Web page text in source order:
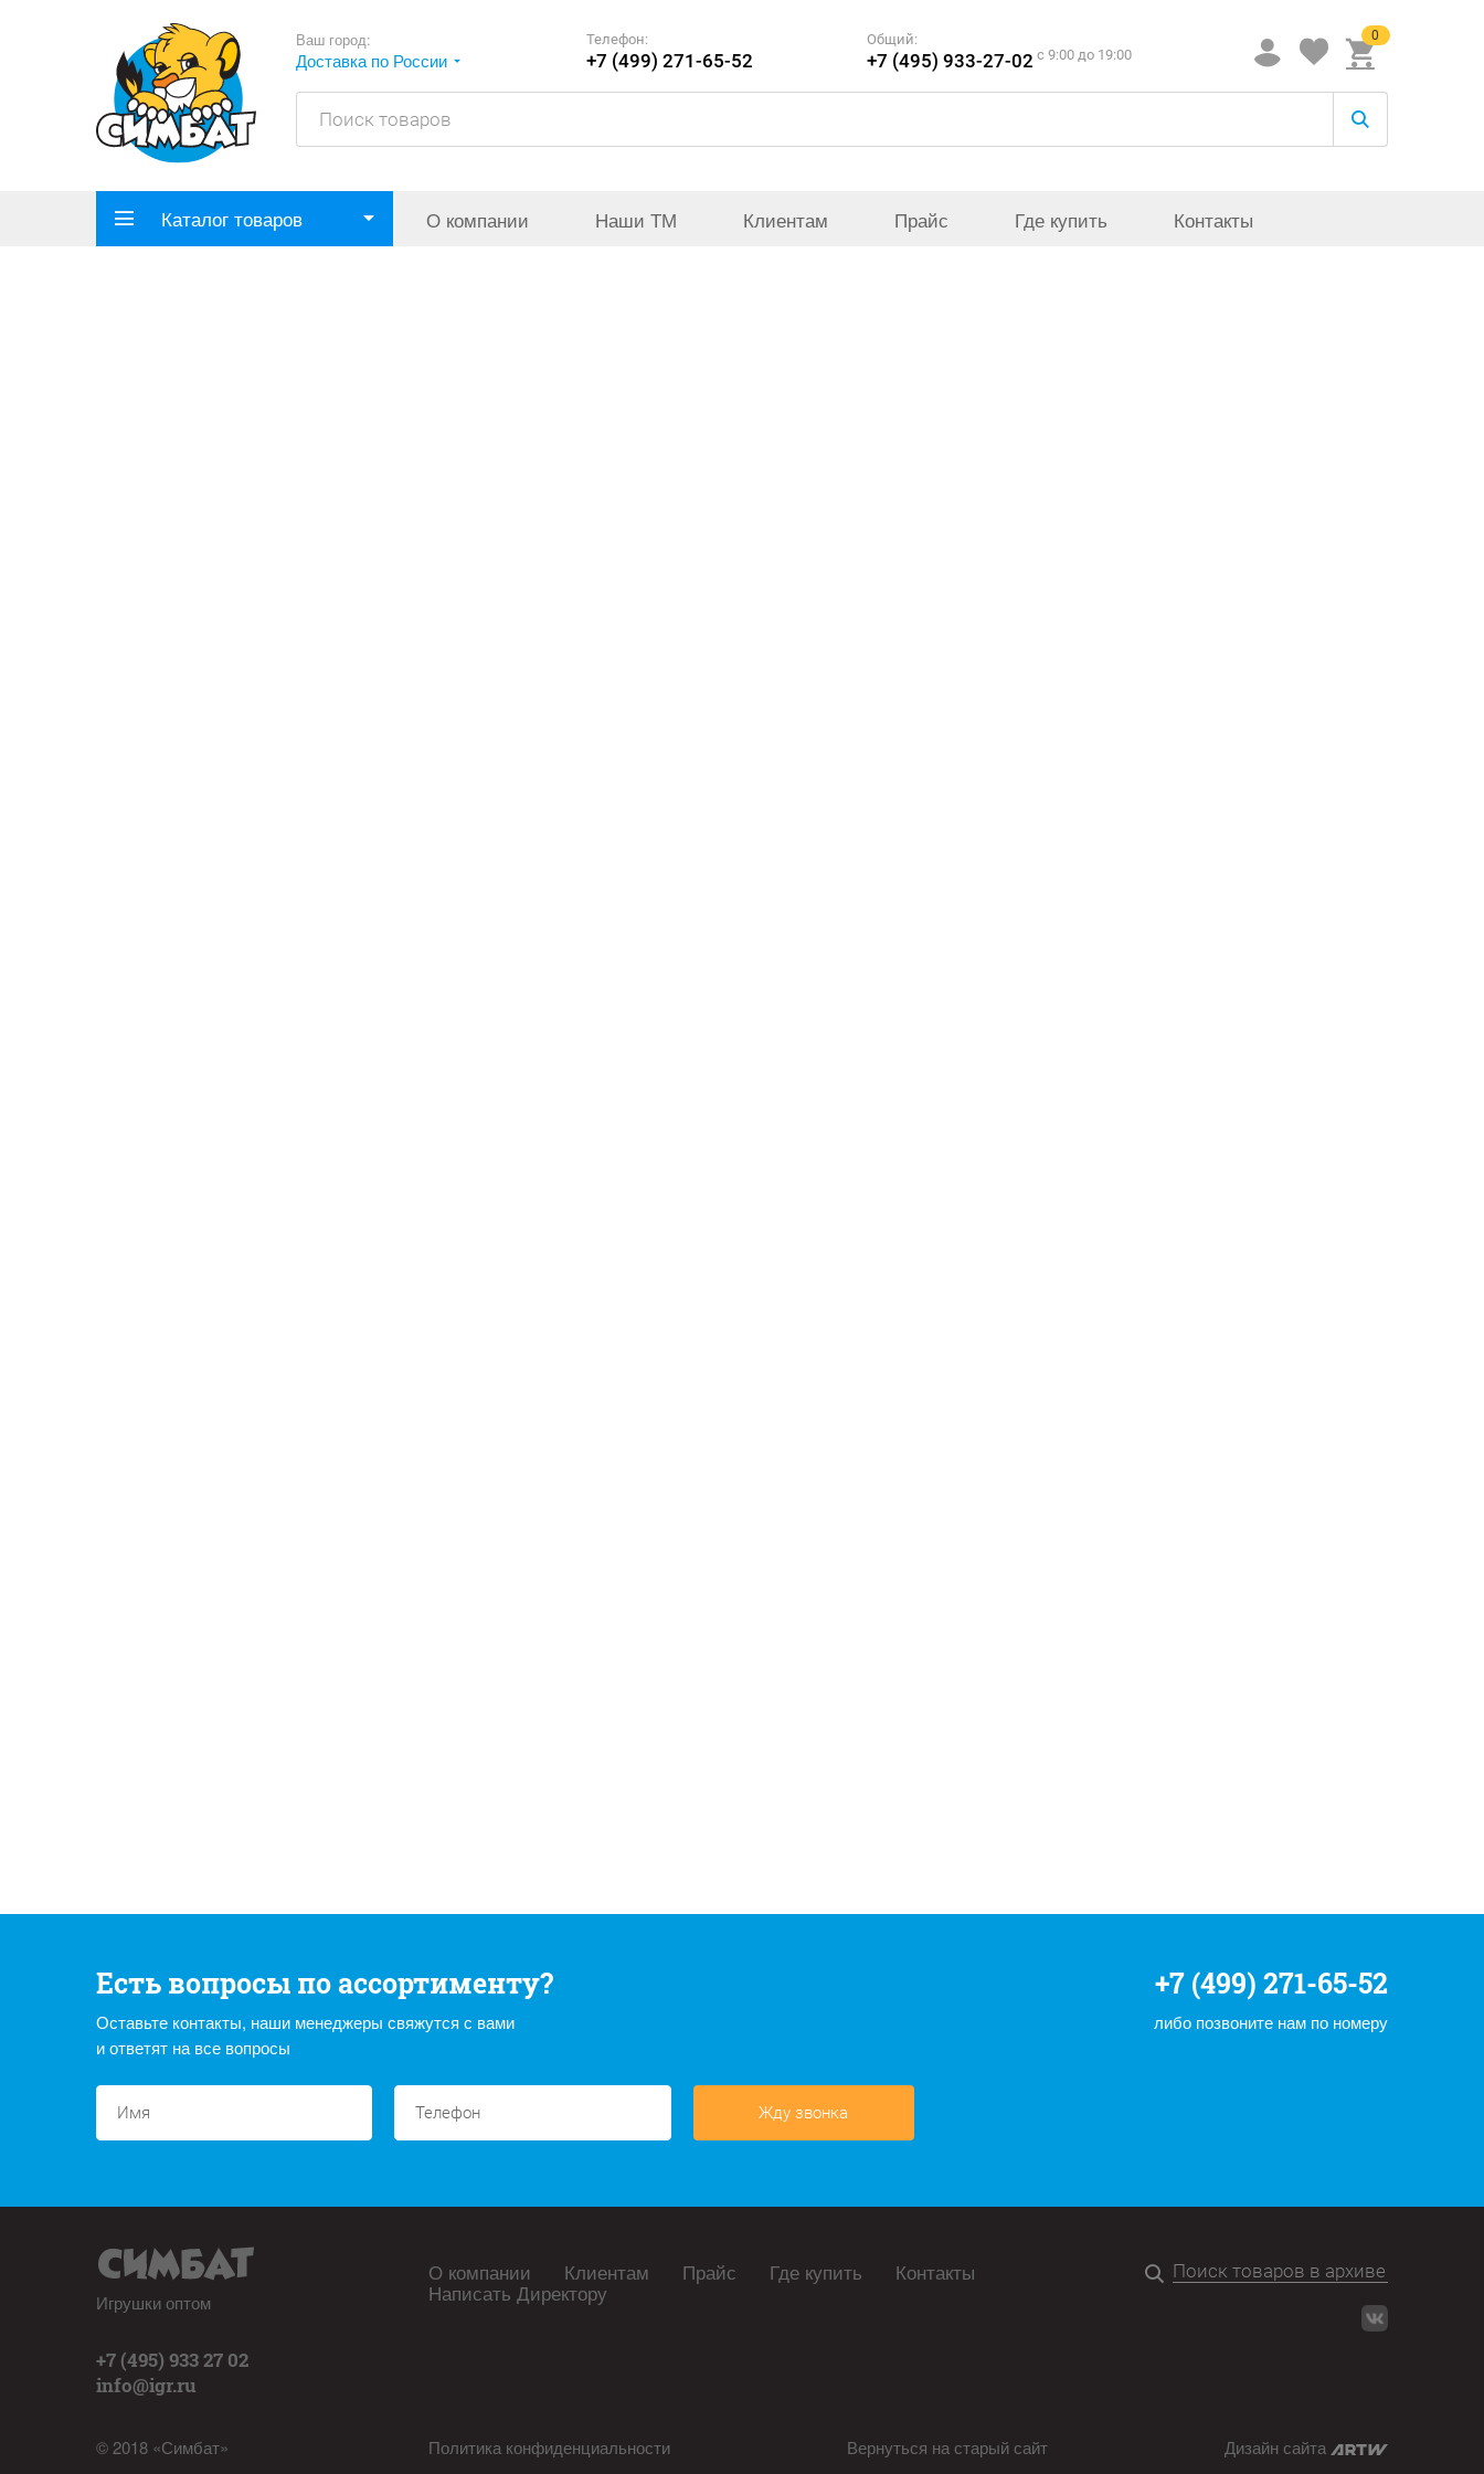
Ваш город:
Доставка по России
Телефон:
+7 (499) 271-65-52
Общий:
+7 (495) 933-27-02 c 9:00 до 19:00
0
Каталог товаров О компании Наши ТМ Клиентам Прайс Где купить Контакты
Есть вопросы по ассортименту?
Оставьте контакты, наши менеджеры свяжутся с вами
и ответят на все вопросы
+7 (499) 271-65-52
либо позвоните нам по номеру
Жду звонка
Игрушки оптом
+7 (495) 933 27 02
info@igr.ru
© 2018 «Симбат»
О компании Клиентам Прайс Где купить Контакты
Написать Директору
Политика конфиденциальности Вернуться на старый сайт Дизайн сайта